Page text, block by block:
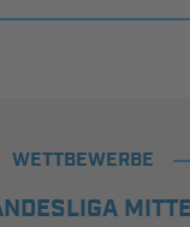
WETTBEWERBE
MITTE